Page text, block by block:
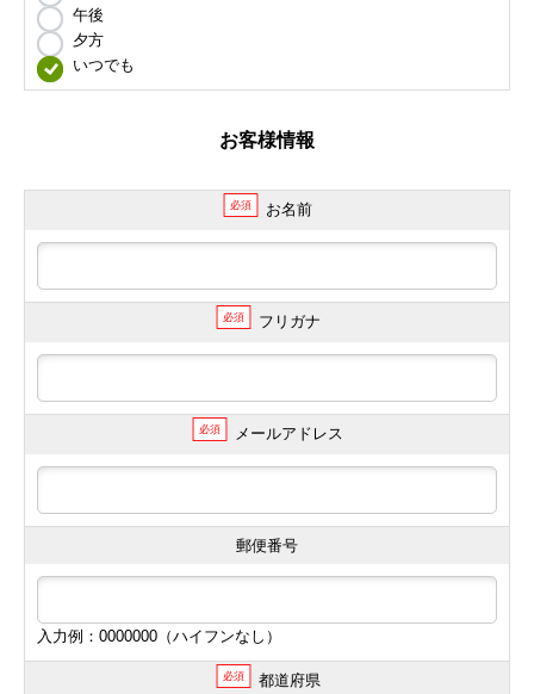
午後
夕方
いつでも
お客様情報
必須 お名前
必須 フリガナ
必須 メールアドレス
郵便番号
入力例：0000000（ハイフンなし）
必須 都道府県